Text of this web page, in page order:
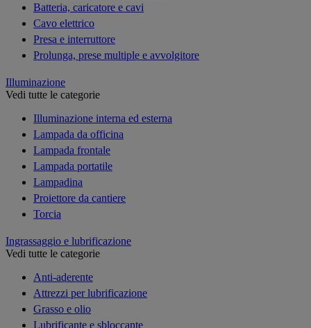
Batteria, caricatore e cavi
Cavo elettrico
Presa e interruttore
Prolunga, prese multiple e avvolgitore
Illuminazione
Vedi tutte le categorie
Illuminazione interna ed esterna
Lampada da officina
Lampada frontale
Lampada portatile
Lampadina
Proiettore da cantiere
Torcia
Ingrassaggio e lubrificazione
Vedi tutte le categorie
Anti-aderente
Attrezzi per lubrificazione
Grasso e olio
Lubrificante e sbloccante